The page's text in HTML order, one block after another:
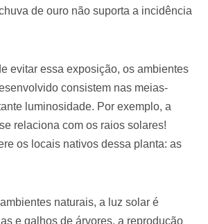
de ouro não suporta a incidência
evitar essa exposição, os ambientes
consistem nas meias-
luminosidade. Por exemplo, a
relaciona com os raios solares!
os locais nativos dessa planta: as
naturais, a luz solar é
e galhos de árvores, a reprodução